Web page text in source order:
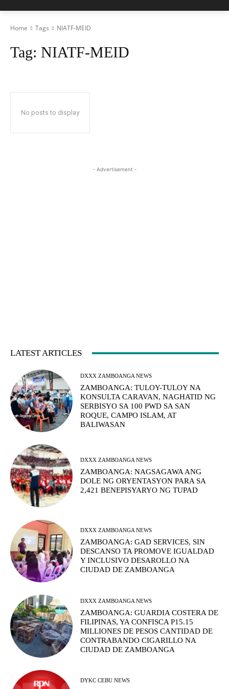
Home Tags NIATF-MEID
Tag: NIATF-MEID
No posts to display
- Advertisement -
LATEST ARTICLES
DXXX ZAMBOANGA NEWS
ZAMBOANGA: TULOY-TULOY NA
KONSULTA CARAVAN, NAGHATID NG
SERBISYO SA 100 PWD SA SAN
ROQUE, CAMPO ISLAM, AT
BALIWASAN
DXXX ZAMBOANGA NEWS
ZAMBOANGA: NAGSAGAWA ANG
DOLE NG ORYENTASYON PARA SA
2,421 BENEPISYARYO NG TUPAD
DXXX ZAMBOANGA NEWS
ZAMBOANGA: GAD SERVICES, SIN
DESCANSO TA PROMOVE IGUALDAD
Y INCLUSIVO DESAROLLO NA
CIUDAD DE ZAMBOANGA
DXXX ZAMBOANGA NEWS
ZAMBOANGA: GUARDIA COSTERA DE
FILIPINAS, YA CONFISCA P15.15
MILLIONES DE PESOS CANTIDAD DE
CONTRABANDO CIGARILLO NA
CIUDAD DE ZAMBOANGA
DYKC CEBU NEWS